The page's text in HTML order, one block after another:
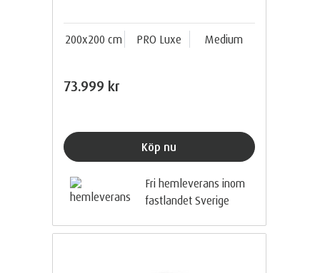
200x200 cm PRO Luxe Medium
73.999 kr
Köp nu
Fri hemleverans inom
fastlandet Sverige